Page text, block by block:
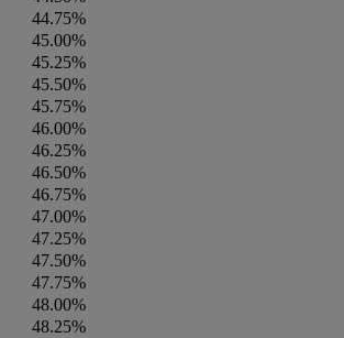
44.75%
45.00%
45.25%
45.50%
45.75%
46.00%
46.25%
46.50%
46.75%
47.00%
47.25%
47.50%
47.75%
48.00%
48.25%